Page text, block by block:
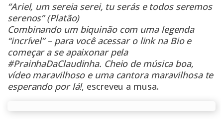
“Ariel, um sereia serei, tu serás e todos seremos
serenos” (Platão)
Combinando um biquinão com uma legenda
“incrível” – para você acessar o link na Bio e
começar a se apaixonar pela
#PrainhaDaClaudinha. Cheio de música boa,
vídeo maravilhoso e uma cantora maravilhosa te
esperando por lá!, escreveu a musa.